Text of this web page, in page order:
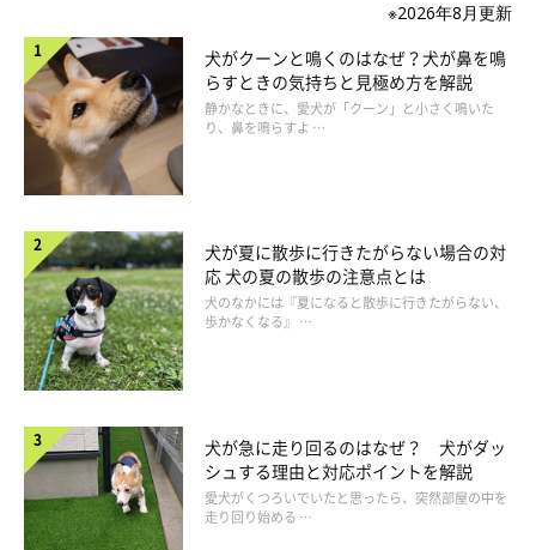
※2026年8月更新
犬がクーンと鳴くのはなぜ？犬が鼻を鳴
らすときの気持ちと見極め方を解説
静かなときに、愛犬が「クーン」と小さく鳴いた
り、鼻を鳴らすよ …
犬が夏に散歩に行きたがらない場合の対
応 犬の夏の散歩の注意点とは
犬のなかには『夏になると散歩に行きたがらない、
歩かなくなる』 …
犬が急に走り回るのはなぜ？ 犬がダッ
シュする理由と対応ポイントを解説
愛犬がくつろいでいたと思ったら、突然部屋の中を
走り回り始める …